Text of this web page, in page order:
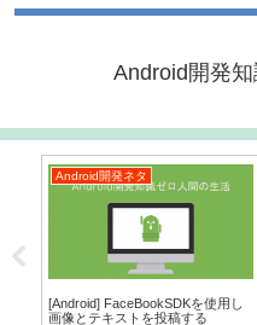
Android開発
Android開発ネタ
[Android] FaceBookSDKを使用し
画像とテキストを投稿する